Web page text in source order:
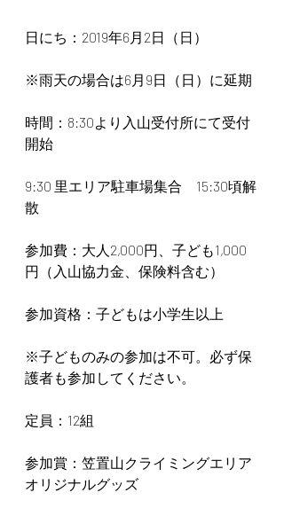
日にち：2019年6月2日（日）
※雨天の場合は6月9日（日）に延期
時間：8:30より入山受付所にて受付
開始
9:30 里エリア駐車場集合　15:30頃解
散
参加費：大人2,000円、子ども1,000
円（入山協力金、保険料含む）
参加資格：子どもは小学生以上
※子どものみの参加は不可。必ず保
護者も参加してください。
定員：12組
参加賞：笠置山クライミングエリア
オリジナルグッズ